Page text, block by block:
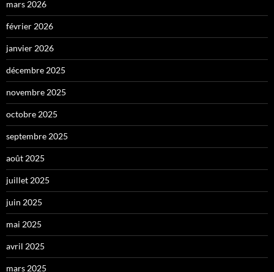
mars 2026
février 2026
janvier 2026
décembre 2025
novembre 2025
octobre 2025
septembre 2025
août 2025
juillet 2025
juin 2025
mai 2025
avril 2025
mars 2025